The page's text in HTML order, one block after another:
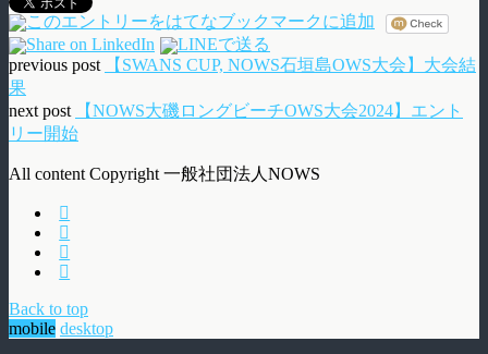
previous post
【SWANS CUP, NOWS石垣島OWS大会】大会結
果
next post
【NOWS大磯ロングビーチOWS大会2024】エント
リー開始
All content Copyright 一般社団法人NOWS
Back to top
mobile desktop